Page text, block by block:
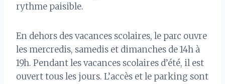
rythme paisible.
En dehors des vacances scolaires, le parc ouvre
les mercredis, samedis et dimanches de 14h à
19h. Pendant les vacances scolaires d’été, il est
ouvert tous les jours. L’accès et le parking sont